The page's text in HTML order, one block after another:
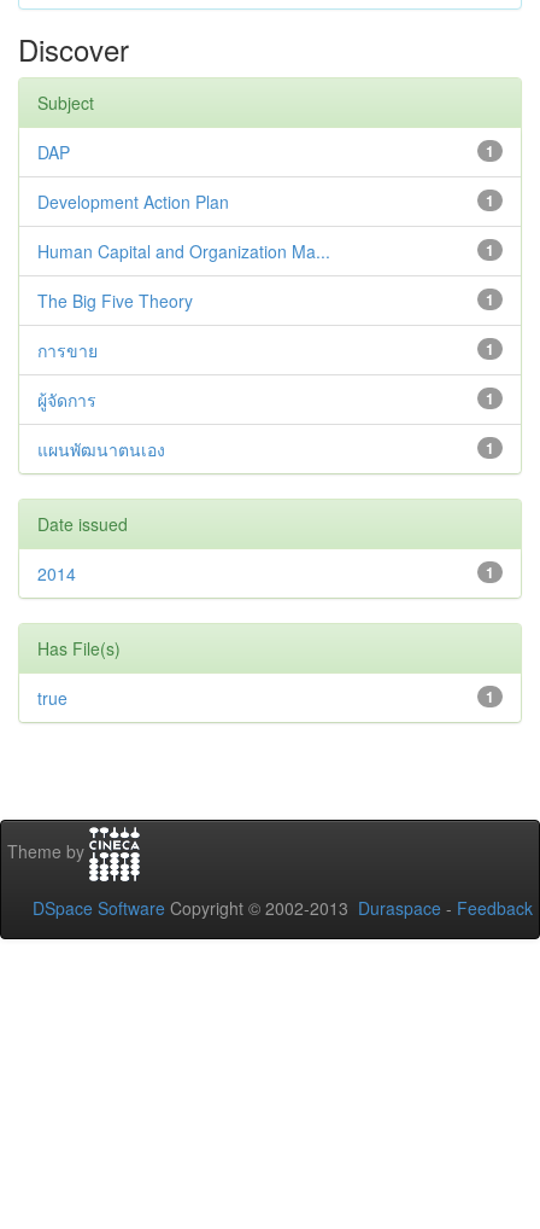
Discover
Subject
1
DAP
1
Development Action Plan
1
Human Capital and Organization Ma...
1
The Big Five Theory
1
การขาย
1
ผู้จัดการ
1
แผนพัฒนาตนเอง
Date issued
1
2014
Has File(s)
1
true
Theme by
DSpace Software Copyright © 2002-2013 Duraspace - Feedback